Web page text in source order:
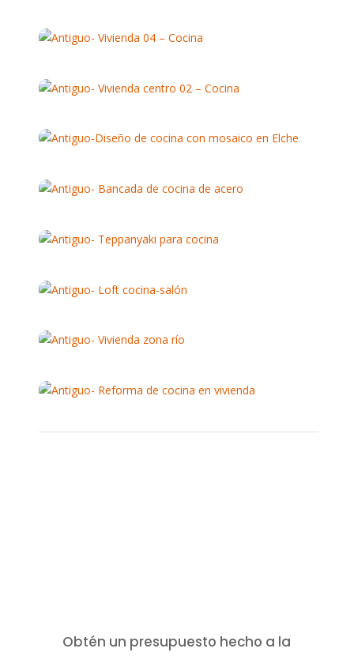
Obtén un presupuesto hecho a la